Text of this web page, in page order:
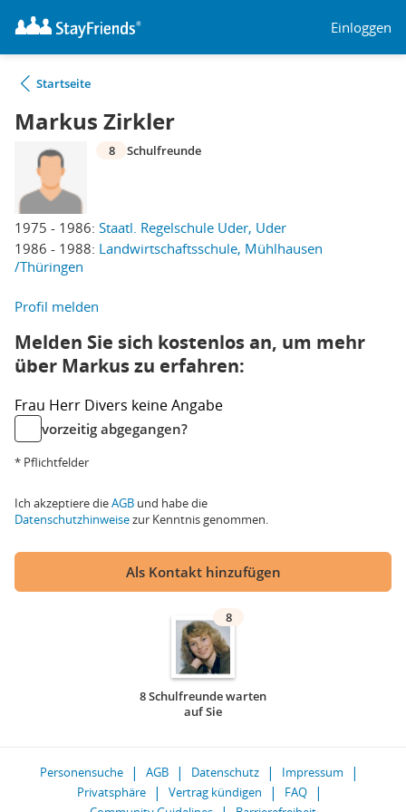
Einloggen
Startseite
Markus Zirkler
1975 - 1986: Staatl. Regelschule Uder, Uder
1986 - 1988: Landwirtschaftsschule, Mühlhausen
/Thüringen
8 Schulfreunde
Profil melden
Melden Sie sich kostenlos an, um mehr
über Markus zu erfahren:
Frau Herr Divers keine Angabe
vorzeitig abgegangen?
* Pflichtfelder
Ich akzeptiere dieAGB und habe die
Datenschutzhinweisezur Kenntnis genommen.
Als Kontakt hinzufügen
8
8 Schulfreunde warten
auf Sie
Personensuche AGB Datenschutz
Impressum
Privatsphäre
Vertrag kündigen
FAQ